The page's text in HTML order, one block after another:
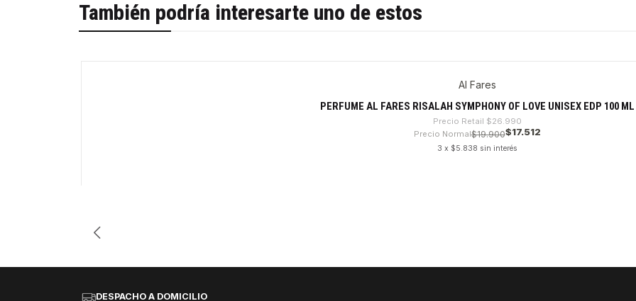
También podría interesarte uno de estos
Al Fares
PERFUME AL FARES RISALAH SYMPHONY OF LOVE UNISEX EDP 100 ML
Precio Retail $26.990
Precio Normal$19.900$17.512
3 x $5.838 sin interés
DESPACHO A DOMICILIO